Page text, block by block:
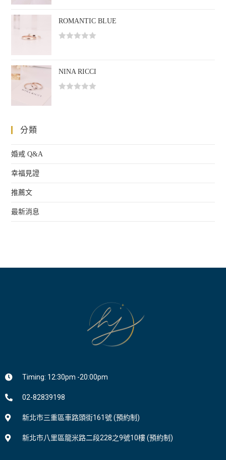
0
分
ROMANTIC BLUE
0
分
NINA RICCI
分類
婚戒 Q&A
幸福見證
推薦文
最新消息
Timing: 12:30pm -20:00pm
02-82839198
新北市三重區車路頭街161號 (預約制)
新北市八里區龍米路二段228之9號10樓 (預約制)